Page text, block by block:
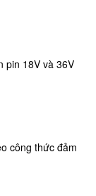
pin 18V và 36V
công thức đảm